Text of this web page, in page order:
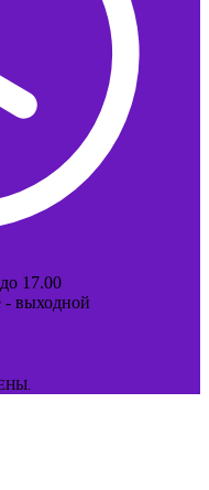
17.00
- выходной